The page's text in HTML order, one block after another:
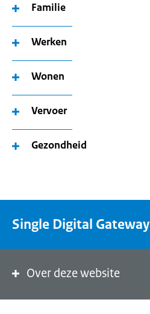
Familie
Werken
Wonen
Vervoer
Gezondheid
Single Digital Gateway
Over deze website